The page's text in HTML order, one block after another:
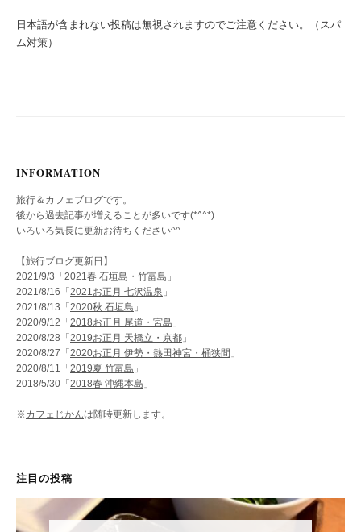
日本語が含まれない投稿は無視されますのでご注意ください。（スパ
ム対策）
INFORMATION
旅行＆カフェブログです。
後から過去記事が増えることが多いです(*^^*)
いろいろ気長に更新お待ちください^^
【旅行ブログ更新日】
2021/9/3「2021春 石垣島・竹富島 」
2021/8/16「2021お正月 七沢温泉 」
2021/8/13「2020秋 石垣島 」
2020/9/12「2018お正月 尾道・宮島 」
2020/8/28「2019お正月 天橋立・京都 」
2020/8/27「2020お正月 伊勢・熱田神宮・桶狭間 」
2020/8/11「2019夏 竹富島 」
2018/5/30「2018春 沖縄本島 」
※カフェじかんは随時更新します。
注目の投稿